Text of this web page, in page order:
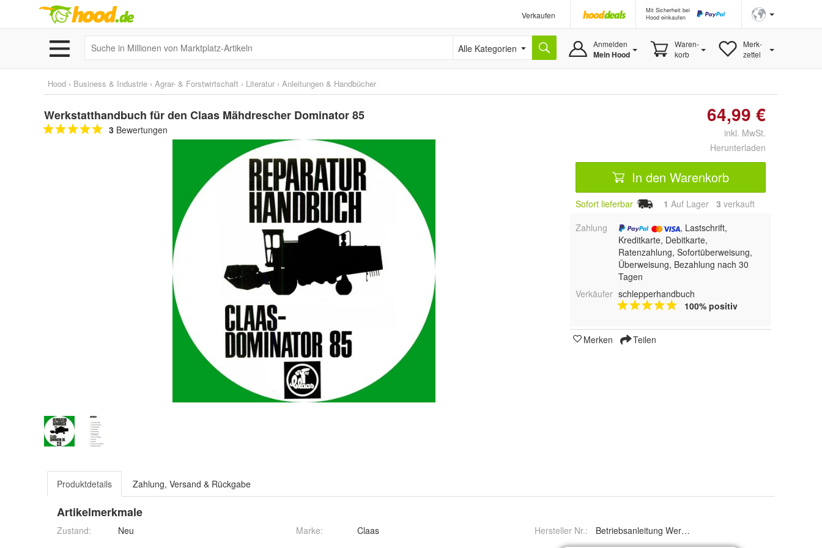
Verkaufen
Mit Sicherheit bei
Hood einkaufen
Alle Kategorien Anmelden
Mein Hood
Waren-
korb
Merk-
zettel
Hood › Business & Industrie › Agrar- & Forstwirtschaft › Literatur › Anleitungen & Handbücher
Werkstatthandbuch für den Claas Mähdrescher Dominator 85
3 Bewertungen
64,99 €
inkl. MwSt.
Herunterladen
In den Warenkorb
Sofort lieferbar 1 Auf Lager 3 verkauft
Zahlung
, Lastschrift,
Kreditkarte, Debitkarte,
Ratenzahlung, Sofortüberweisung,
Überweisung, Bezahlung nach 30
Tagen
Verkäufer schlepperhandbuch
100% positiv
Merken Teilen
Produktdetails Zahlung, Versand & Rückgabe
Artikelmerkmale
Zustand: Neu Marke: Claas Hersteller Nr.: Betriebsanleitung Werkstatthandbuch